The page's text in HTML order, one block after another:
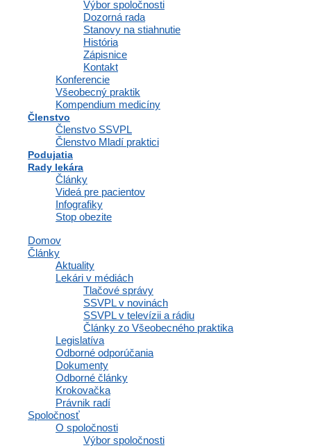
Výbor spoločnosti
Dozorná rada
Stanovy na stiahnutie
História
Zápisnice
Kontakt
Konferencie
Všeobecný praktik
Kompendium medicíny
Členstvo
Členstvo SSVPL
Členstvo Mladí praktici
Podujatia
Rady lekára
Články
Videá pre pacientov
Infografiky
Stop obezite
Domov
Články
Aktuality
Lekári v médiách
Tlačové správy
SSVPL v novinách
SSVPL v televízii a rádiu
Články zo Všeobecného praktika
Legislatíva
Odborné odporúčania
Dokumenty
Odborné články
Krokovačka
Právnik radí
Spoločnosť
O spoločnosti
Výbor spoločnosti
Dobrý deň vážení kolegovia, na základe podnetov od kolegov v teréne
som oficiálne vyzvala ambulancie špecializovanej zdravotnej
starostlivosti, aby sa
Spracúvanie osobných údajov v zdravotníctve,
ako na to?
Spracúvanie a ochrana osobných údajov sa v posledných rokoch stali
citlivou a dôležitou témou. Rýchly technologický rozvoj a globalizácia
so sebou prinášajú stále nové